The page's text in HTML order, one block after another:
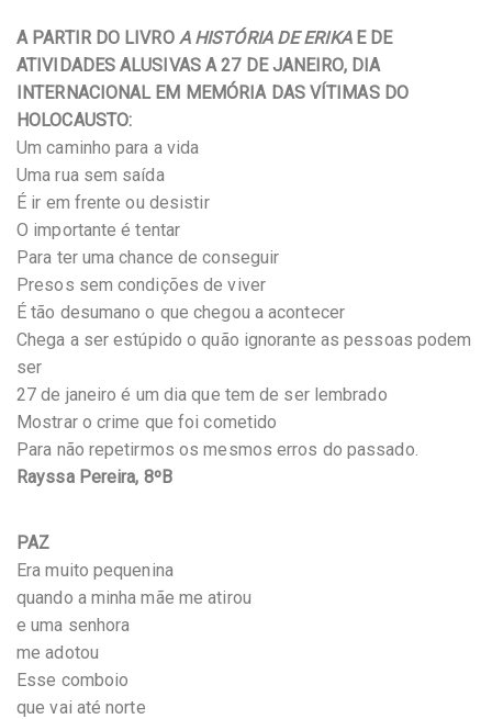
A PARTIR DO LIVROA HISTÓRIA DE ERIKA E DE
ATIVIDADES ALUSIVAS A 27 DE JANEIRO, DIA
INTERNACIONAL EM MEMÓRIA DAS VÍTIMAS DO
HOLOCAUSTO:
Um caminho para a vida
Uma rua sem saída
É ir em frente ou desistir
O importante é tentar
Para ter uma chance de conseguir
Presos sem condições de viver
É tão desumano o que chegou a acontecer
Chega a ser estúpido o quão ignorante as pessoas podem
ser
27 de janeiro é um dia que tem de ser lembrado
Mostrar o crime que foi cometido
Para não repetirmos os mesmos erros do passado.
Rayssa Pereira, 8ºB
PAZ
Era muito pequenina
quando a minha mãe me atirou
e uma senhora
me adotou
Esse comboio
que vai até norte